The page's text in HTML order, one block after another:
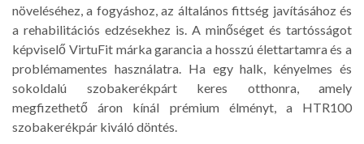
növeléséhez, a fogyáshoz, az általános fittség javításához és
a rehabilitációs edzésekhez is. A minőséget és tartósságot
képviselő VirtuFit márka garancia a hosszú élettartamra és a
problémamentes használatra. Ha egy halk, kényelmes és
sokoldalú szobakerékpárt keres otthonra, amely
megfizethető áron kínál prémium élményt, a HTR100
szobakerékpár kiváló döntés.